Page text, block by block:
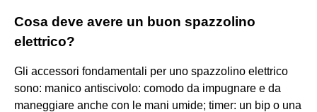
Cosa deve avere un buon spazzolino
elettrico?
Gli accessori fondamentali per uno spazzolino elettrico
sono: manico antiscivolo: comodo da impugnare e da
maneggiare anche con le mani umide; timer: un bip o una